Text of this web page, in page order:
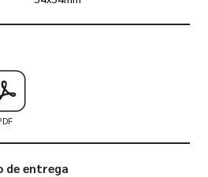
como utilizar os nossos gabaritos
de entrega